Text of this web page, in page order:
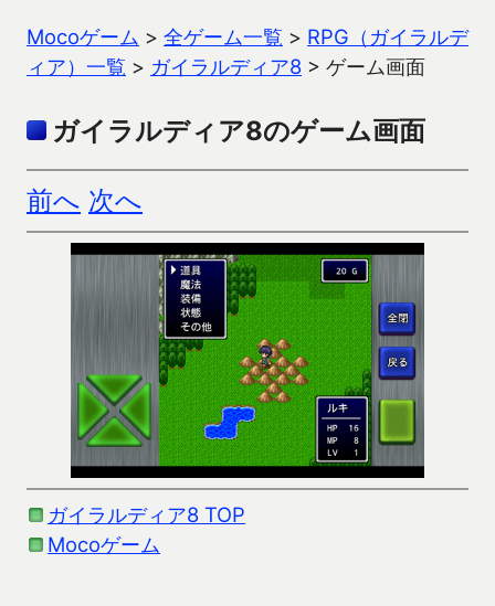
Mocoゲーム > 全ゲーム一覧 > RPG（ガイラルデ
ィア）一覧 > ガイラルディア8 > ゲーム画面
ガイラルディア8のゲーム画面
前へ 次へ
ガイラルディア8 TOP
Mocoゲーム